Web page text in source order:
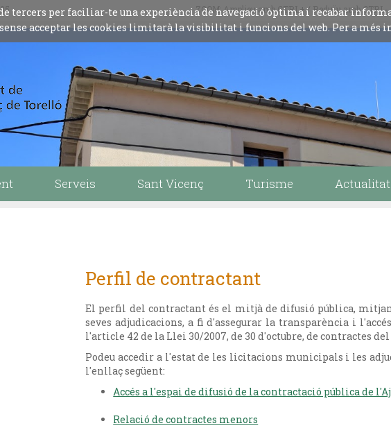
tercers per faciliar-te una experiència de navegació òptima i recabar
sense acceptar les cookies limitarà la visibilitat i funcions del web. Per a més
ZOOM: Amplieu amb CTRL+ / Reduïu amb CTRL-
Serveis Sant Vicenç Turisme Actualitat
Perfil de contractant
El perfil del contractant és el mitjà de difusió pública,
seves adjudicacions, a fi d'assegurar la transparència i
l'article 42 de la Llei 30/2007, de 30 d'octubre, de contractes
Podeu accedir a l'estat de les licitacions municipals i les
l'enllaç següent:
Accés a l'espai de difusió de la contractació pública de
Relació de contractes menors